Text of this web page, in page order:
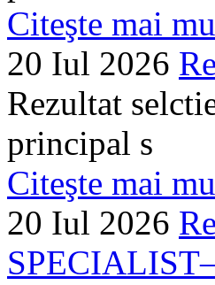
Citeşte mai
20 Iul 2026
Rezultat
principal s
Citeşte mai
20 Iul 2026